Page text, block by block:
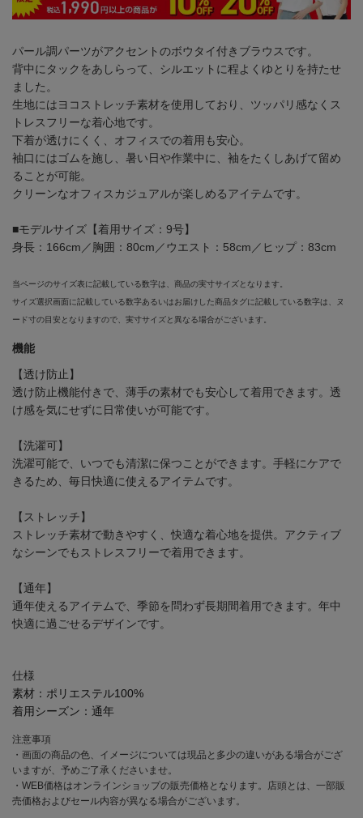
パール調パーツがアクセントのボウタイ付きブラウスです。
背中にタックをあしらって、シルエットに程よくゆとりを持たせ
ました。
生地にはヨコストレッチ素材を使用しており、ツッパリ感なくス
トレスフリーな着心地です。
下着が透けにくく、オフィスでの着用も安心。
袖口にはゴムを施し、暑い日や作業中に、袖をたくしあげて留め
ることが可能。
クリーンなオフィスカジュアルが楽しめるアイテムです。
■モデルサイズ【着用サイズ：9号】
身長：166cm／胸囲：80cm／ウエスト：58cm／ヒップ：83cm
当ページのサイズ表に記載している数字は、商品の実寸サイズとなります。
サイズ選択画面に記載している数字あるいはお届けした商品タグに記載している数字は、ヌ
ード寸の目安となりますので、実寸サイズと異なる場合がございます。
機能
【透け防止】
透け防止機能付きで、薄手の素材でも安心して着用できます。透
け感を気にせずに日常使いが可能です。
【洗濯可】
洗濯可能で、いつでも清潔に保つことができます。手軽にケアで
きるため、毎日快適に使えるアイテムです。
【ストレッチ】
ストレッチ素材で動きやすく、快適な着心地を提供。アクティブ
なシーンでもストレスフリーで着用できます。
【通年】
通年使えるアイテムで、季節を問わず長期間着用できます。年中
快適に過ごせるデザインです。
仕様
素材： ポリエステル100%
着用シーズン： 通年
注意事項
・画面の商品の色、イメージについては現品と多少の違いがある場合がござ
いますが、予めご了承くださいませ。
・WEB価格はオンラインショップの販売価格となります。店頭とは、一部販
売価格およびセール内容が異なる場合がございます。